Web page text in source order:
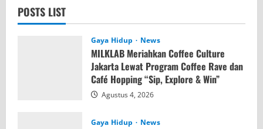
POSTS LIST
Gaya Hidup News
MILKLAB Meriahkan Coffee Culture
Jakarta Lewat Program Coffee Rave dan
Café Hopping “Sip, Explore & Win”
Agustus 4, 2026
Gaya Hidup News